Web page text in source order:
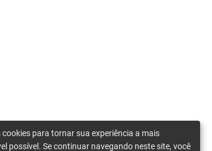
cookies para tornar sua experiência a mais
possível. Se continuar navegando neste site, você